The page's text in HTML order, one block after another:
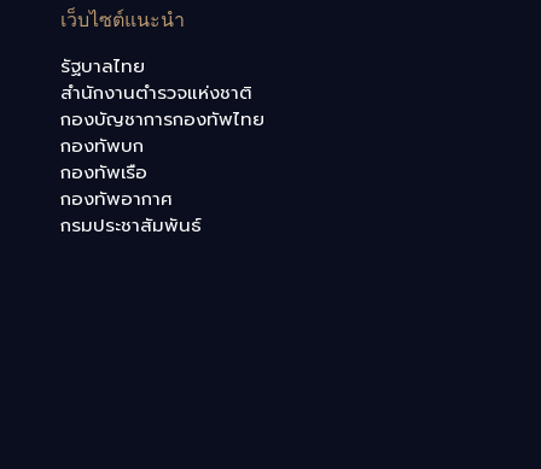
เว็บไซต์แนะนำ
รัฐบาลไทย
สำนักงานตำรวจแห่งชาติ
กองบัญชาการกองทัพไทย
กองทัพบก
กองทัพเรือ
กองทัพอากาศ
กรมประชาสัมพันธ์